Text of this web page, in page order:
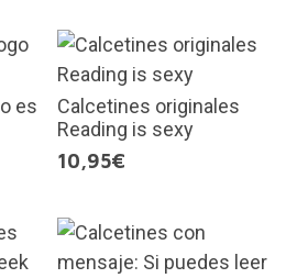
es
Calcetines originales
Reading is sexy
10,95€